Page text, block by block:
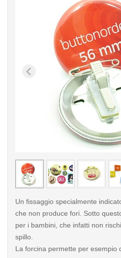
< /picture>
Un fissaggio specialmente
che non produce fori. Sotto
per i bambini, che infatti non
spillo.
La forcina permette per esempio